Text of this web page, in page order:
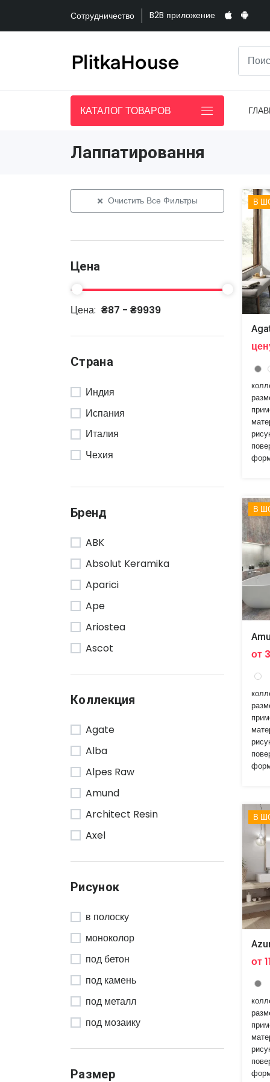
Сотрудничество B2B приложение
КАТАЛОГ ТОВАРОВ
Лаппатировання
Очистить Все Фильтры
Цена
Цена: ₴87 - ₴9939
Страна
Индия
Испания
Италия
Чехия
Бренд
ABK
Absolut Keramika
Aparici
Ape
Ariostea
Ascot
Century
Cerama
Cerdisa
Emilceramica
Ergon
Fanal
LEA Ceramiche
Monocibec
Rako
Refin
Ricchetti
Rondine
Sanchis Home
Senio
Sichenia
Коллекция
Agate
Alba
Alpes Raw
Amund
Architect Resin
Axel
Blaze
Canova
Caristo
Carrara
Chateau
Cornerstone
Crest
Dreaming
Рисунок
в полоску
моноколор
под бетон
под камень
под металл
под мозаику
Размер
В
В
от
В
от